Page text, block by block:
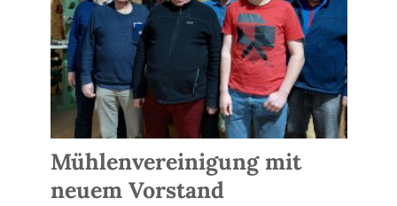
Mühlenvereinigung mit
neuem Vorstand